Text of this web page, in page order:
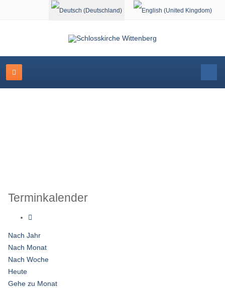
Sprache auswählen
Terminkalender
Nach Jahr
Nach Monat
Nach Woche
Heute
Gehe zu Monat